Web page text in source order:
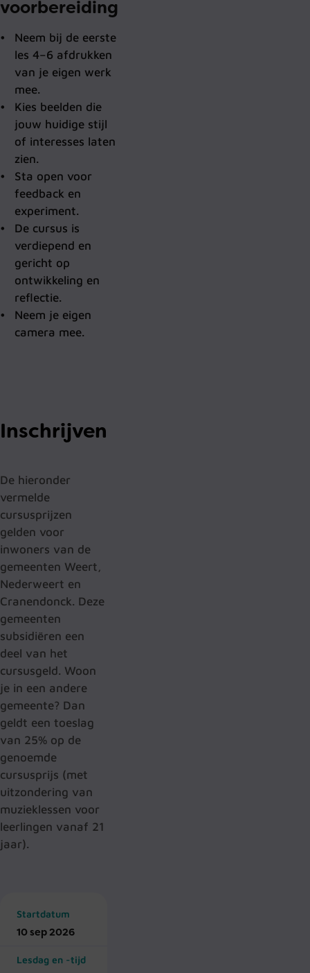
voorbereiding
Neem bij de eerste
les 4–6 afdrukken
van je eigen werk
mee.
Kies beelden die
jouw huidige stijl
of interesses laten
zien.
Sta open voor
feedback en
experiment.
De cursus is
verdiepend en
gericht op
ontwikkeling en
reflectie.
Neem je eigen
camera mee.
Inschrijven
De hieronder
vermelde
cursusprijzen
gelden voor
inwoners van de
gemeenten Weert,
Nederweert en
Cranendonck. Deze
gemeenten
subsidiëren een
deel van het
cursusgeld. Woon
je in een andere
gemeente? Dan
geldt een toeslag
van 25% op de
genoemde
cursusprijs (met
uitzondering van
muzieklessen voor
leerlingen vanaf 21
jaar).
Startdatum
10 sep 2026
Lesdag en -tijd